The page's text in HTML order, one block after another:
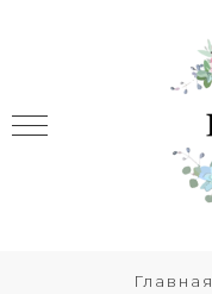
Главная